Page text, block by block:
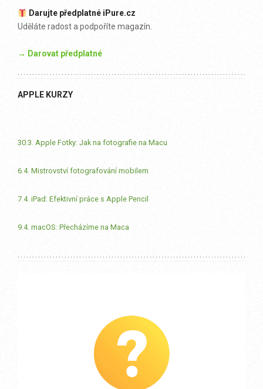
Darujte předplatné iPure.cz
Uděláte radost a podpoříte magazín.
→ Darovat předplatné
APPLE KURZY
30.3. Apple Fotky: Jak na fotografie na Macu
6.4. Mistrovství fotografování mobilem
7.4. iPad: Efektivní práce s Apple Pencil
9.4. macOS: Přecházíme na Maca